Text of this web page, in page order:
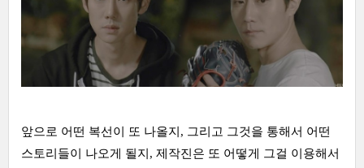
앞으로 어떤 복선이 또 나올지, 그리고 그것을 통해서 어떤
스토리들이 나오게 될지, 제작진은 또 어떻게 그걸 이용해서